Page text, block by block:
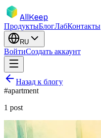
AllKeep
ПродуктыБлогЛабКонтакты
RU
ВойтиСоздать аккаунт
Назад к блогу
#apartment
1 post
inventory